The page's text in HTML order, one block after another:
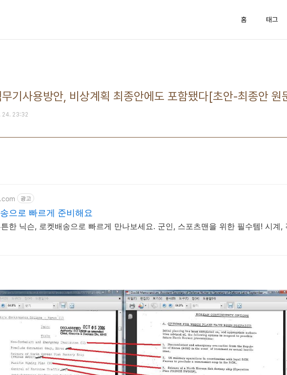
홈 태그
기사용방안, 비상계획 최종안에도 포함됐다[초안-최종안 원
24. 23:32
광고
으로 빠르게 준비해요
한 닉슨, 로켓배송으로 빠르게 만나보세요. 군인, 스포츠맨을 위한 필수템! 시계,